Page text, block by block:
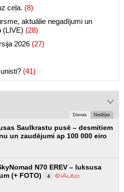
ceļa. (8)
aktuālie negadījumi un
(LIVE) (28)
2026 (27)
(41)
Dienas Nedēļas
Saulkrastu pusē – desmitiem
un zaudējumi ap 100 000 eiro
N70 EREV – luksusa
(+ FOTO)
4